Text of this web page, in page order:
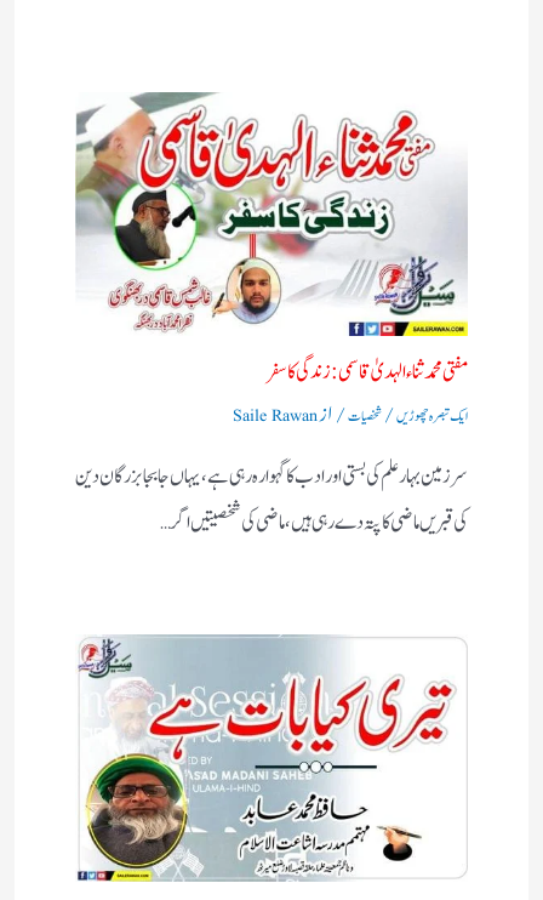
مفتی محمد ثناء الہدیٰ قاسمی: زندگی کا سفر
ایک تبصرہ چھوڑیں/شخصیات/ ازSaile Rawan
سرزمین بہارعلم کی بستی اورادب کا گہوارہ رہی ہے، یہاں جابجا بزرگان دین
کی قبریں ماضی کا پتہ دے رہی ہیں، ماضی کی شخصیتیں اگر…